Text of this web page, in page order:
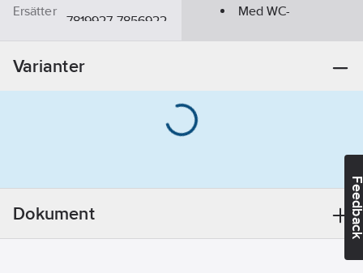
Ersätter
7819927 7856922
Med WC-
05-31
Nej
Varianter
Dokument